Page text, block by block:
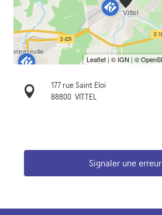
177 rue Saint Eloi
88800 VITTEL
Signaler une erreur